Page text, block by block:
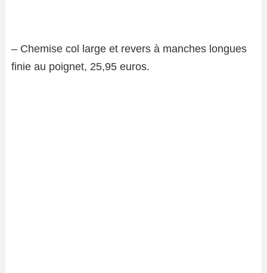
– Chemise col large et revers à manches longues
finie au poignet, 25,95 euros.